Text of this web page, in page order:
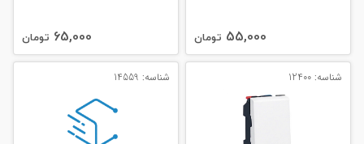
55,000 تومان 65,000 تومان
شناسه: 12400 شناسه: 14559